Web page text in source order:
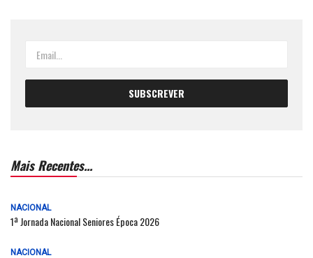
Mais Recentes...
NACIONAL
1ª Jornada Nacional Seniores Época 2026
NACIONAL